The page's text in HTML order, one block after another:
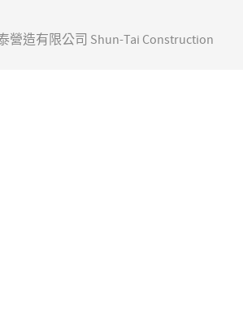
營造有限公司 Shun-Tai Construction